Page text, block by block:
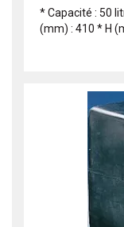
* Capacité : 50
(mm) : 410 * H